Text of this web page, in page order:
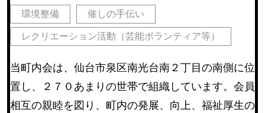
環境整備 催しの手伝い
レクリエーション活動（芸能ボランティア等）
当町内会は、仙台市泉区南光台南２丁目の南側に位
置し、２７０あまりの世帯で組織しています。会員
相互の親睦を図り、町内の発展、向上、福祉厚生の